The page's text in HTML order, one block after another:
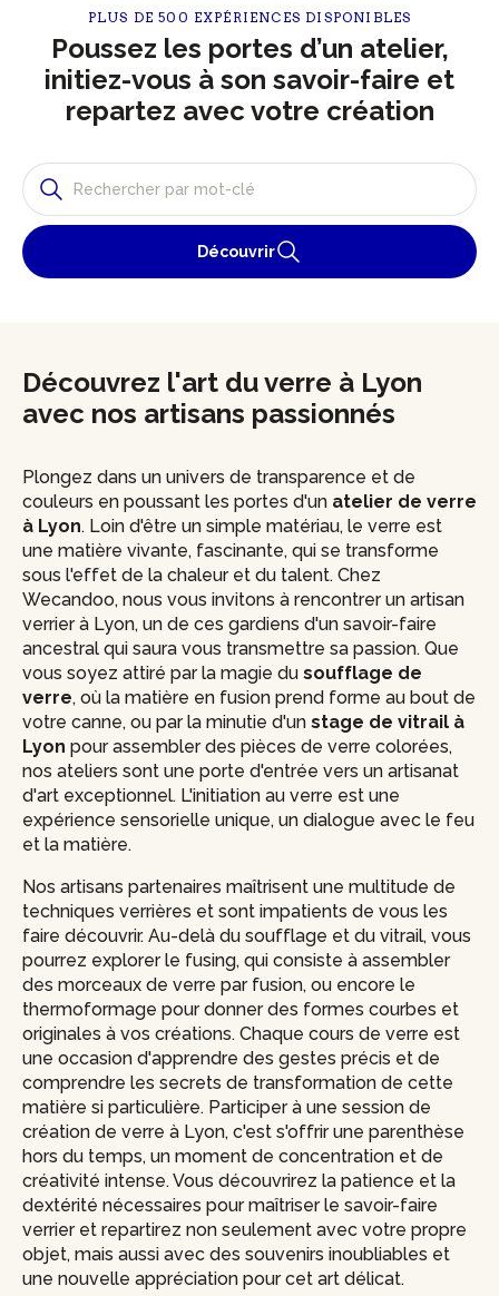
PLUS DE 500 EXPÉRIENCES DISPONIBLES
Poussez les portes d’un atelier,
initiez-vous à son savoir-faire et
repartez avec votre création
Découvrir
Découvrez l'art du verre à Lyon
avec nos artisans passionnés
Plongez dans un univers de transparence et de
couleurs en poussant les portes d'un atelier de verre
à Lyon. Loin d'être un simple matériau, le verre est
une matière vivante, fascinante, qui se transforme
sous l'effet de la chaleur et du talent. Chez
Wecandoo, nous vous invitons à rencontrer un artisan
verrier à Lyon, un de ces gardiens d'un savoir-faire
ancestral qui saura vous transmettre sa passion. Que
vous soyez attiré par la magie du soufflage de
verre, où la matière en fusion prend forme au bout de
votre canne, ou par la minutie d'un stage de vitrail à
Lyon pour assembler des pièces de verre colorées,
nos ateliers sont une porte d'entrée vers un artisanat
d'art exceptionnel. L'initiation au verre est une
expérience sensorielle unique, un dialogue avec le feu
et la matière.
Nos artisans partenaires maîtrisent une multitude de
techniques verrières et sont impatients de vous les
faire découvrir. Au-delà du soufflage et du vitrail, vous
pourrez explorer le fusing, qui consiste à assembler
des morceaux de verre par fusion, ou encore le
thermoformage pour donner des formes courbes et
originales à vos créations. Chaque cours de verre est
une occasion d'apprendre des gestes précis et de
comprendre les secrets de transformation de cette
matière si particulière. Participer à une session de
création de verre à Lyon, c'est s'offrir une parenthèse
hors du temps, un moment de concentration et de
créativité intense. Vous découvrirez la patience et la
dextérité nécessaires pour maîtriser le savoir-faire
verrier et repartirez non seulement avec votre propre
objet, mais aussi avec des souvenirs inoubliables et
une nouvelle appréciation pour cet art délicat.